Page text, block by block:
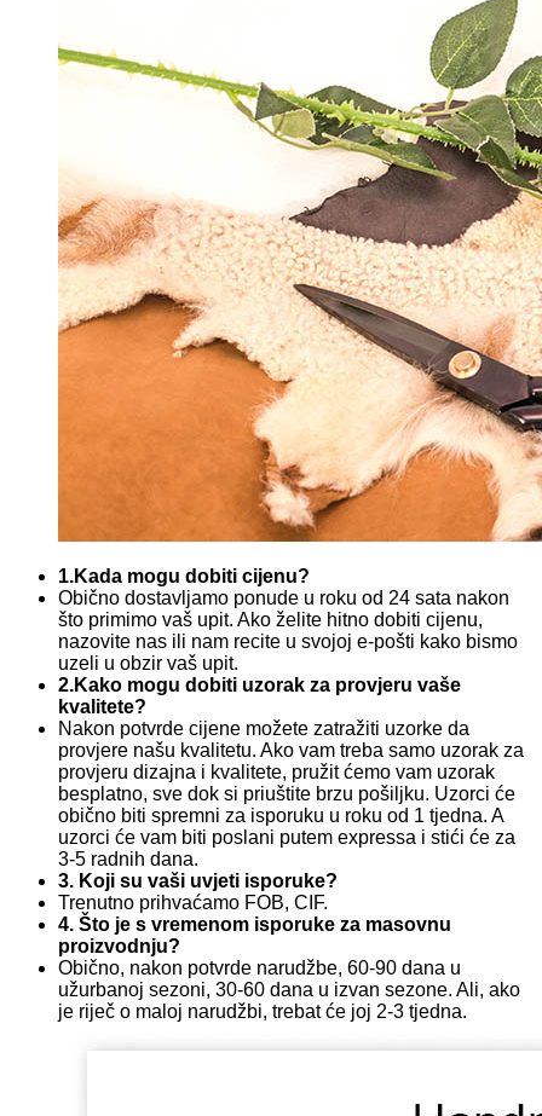
1.Kada mogu dobiti cijenu?
Obično dostavljamo ponude u roku od 24 sata nakon
što primimo vaš upit. Ako želite hitno dobiti cijenu,
nazovite nas ili nam recite u svojoj e-pošti kako bismo
uzeli u obzir vaš upit.
2.Kako mogu dobiti uzorak za provjeru vaše
kvalitete?
Nakon potvrde cijene možete zatražiti uzorke da
provjere našu kvalitetu. Ako vam treba samo uzorak za
provjeru dizajna i kvalitete, pružit ćemo vam uzorak
besplatno, sve dok si priuštite brzu pošiljku. Uzorci će
obično biti spremni za isporuku u roku od 1 tjedna. A
uzorci će vam biti poslani putem expressa i stići će za
3-5 radnih dana.
3. Koji su vaši uvjeti isporuke?
Trenutno prihvaćamo FOB, CIF.
4. Što je s vremenom isporuke za masovnu
proizvodnju?
Obično, nakon potvrde narudžbe, 60-90 dana u
užurbanoj sezoni, 30-60 dana u izvan sezone. Ali, ako
je riječ o maloj narudžbi, trebat će joj 2-3 tjedna.